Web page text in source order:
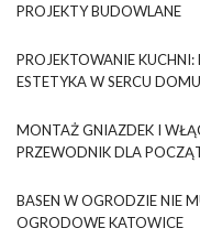
PROJEKTY BUDOWLANE
PROJEKTOWANIE
ESTETYKA W SERCU DOMU
MONTAŻ GNIAZDEK I
PRZEWODNIK DLA
BASEN W OGRODZIE NIE
OGRODOWE KATOWICE